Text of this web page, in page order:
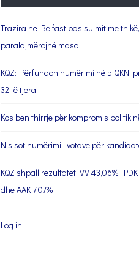
Trazira në Belfast pas sulmit me
paralajmërojnë masa
KQZ: Përfundon numërimi në 5 QKN,
32 të tjera
Kos bën thirrje për kompromis politik
Nis sot numërimi i votave për
KQZ shpall rezultatet: VV 43,06%, PDK
dhe AAK 7,07%
Log in